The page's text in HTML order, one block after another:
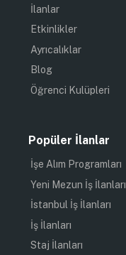
İlanlar
Etkinlikler
Ayrıcalıklar
Blog
Öğrenci Kulüpleri
Popüler İlanlar
İşe Alım Programları
Yeni Mezun İş İlanları
İstanbul İş İlanları
İş İlanları
Staj İlanları